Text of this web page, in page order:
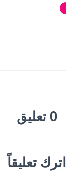
0 تعليق
اترك تعليقاً